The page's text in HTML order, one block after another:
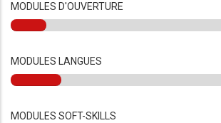
MODULES D'OUVERTURE
MODULES LANGUES
MODULES SOFT-SKILLS